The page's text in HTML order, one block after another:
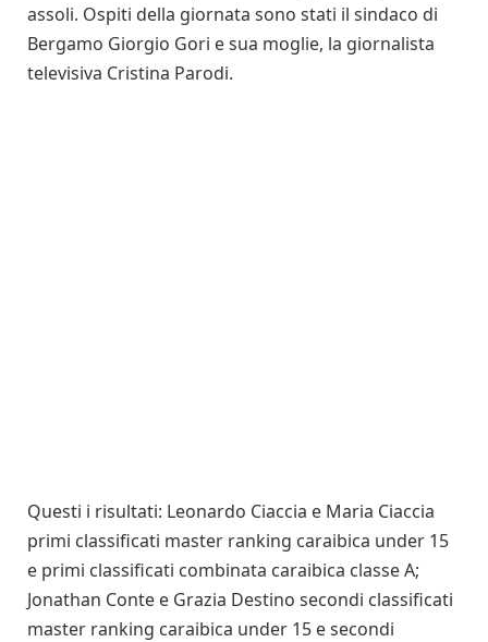
assoli. Ospiti della giornata sono stati il sindaco di
Bergamo Giorgio Gori e sua moglie, la giornalista
televisiva Cristina Parodi.
Questi i risultati: Leonardo Ciaccia e Maria Ciaccia
primi classificati master ranking caraibica under 15
e primi classificati combinata caraibica classe A;
Jonathan Conte e Grazia Destino secondi classificati
master ranking caraibica under 15 e secondi